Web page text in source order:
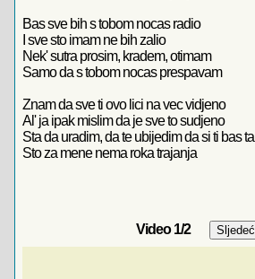
Bas sve bih s tobom nocas radio
I sve sto imam ne bih zalio
Nek' sutra prosim, kradem, otimam
Samo da s tobom nocas prespavam
Znam da sve ti ovo lici na vec vidjeno
Al' ja ipak mislim da je sve to sudjeno
Sta da uradim, da te ubijedim da si ti bas ta
Sto za mene nema roka trajanja
Video1/2